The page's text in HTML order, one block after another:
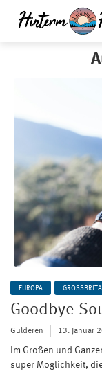
EUROPA
Goodbye
Gülderen 13. Januar
Im Großen und
super Möglichkeit,